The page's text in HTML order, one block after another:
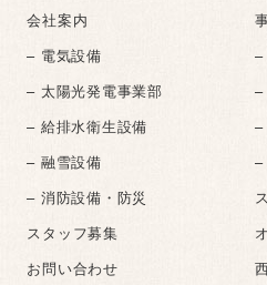
会社案内
– 電気設備
– 太陽光発電事業部
– 給排水衛生設備
– 融雪設備
– 消防設備・防災
スタッフ募集
お問い合わせ